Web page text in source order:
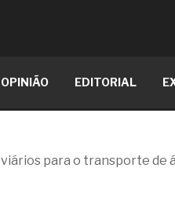
OPINIÃO EDITORIAL
para o transporte de